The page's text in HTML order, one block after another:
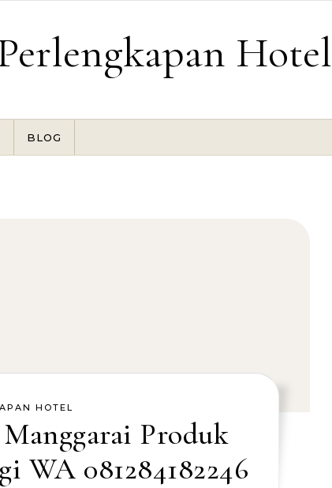
Hotel
BLOG
HOTEL
Produk
WA 081284182246